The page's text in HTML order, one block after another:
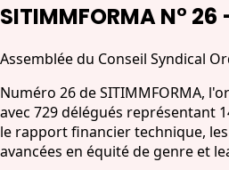
SITIMMFORMA N°
Assemblée du Conseil Syndical
Numéro 26 de SITIMMFORMA,
avec 729 délégués représentant
le rapport financier technique,
avancées en équité de genre et